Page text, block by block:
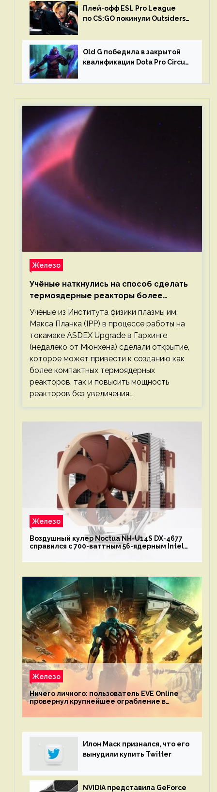
Плей-офф ESL Pro League
по CS:GO покинули Outsiders
Old G победила в закрытой
квалификации Dota Pro Circuit
Железо
Учёные наткнулись на способ сделать
термоядерные реакторы более
компактными или мощными
Учёные из Института физики плазмы им.
Макса Планка (IPP) в процессе работы на
токамаке ASDEX Upgrade в Гархинге
(недалеко от Мюнхена) сделали открытие,
которое может привести к созданию как
более компактных термоядерных
реакторов, так и повысить мощность
реакторов без увеличения…
Железо
Воздушный кулер Noctua NH-U14S DX-4677
справился с 700-ваттным 56-ядерным Intel
Железо
Ничего личного: пользователь EVE Online
провернул крупнейшее ограбление в
механике
Илон Маск признался, что его
вынудили купить Twitter
NVIDIA представила GeForce